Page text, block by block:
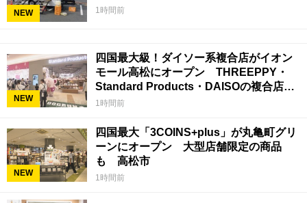
NEW 1時間前
NEW
四国最大級！ダイソー系複合店がイオン
モール高松にオープン THREEPPY・
Standard Products・DAISOの複合店は
香川県初
1時間前
NEW
四国最大「3COINS+plus」が丸亀町グリ
ーンにオープン 大型店舗限定の商品
も 高松市
1時間前